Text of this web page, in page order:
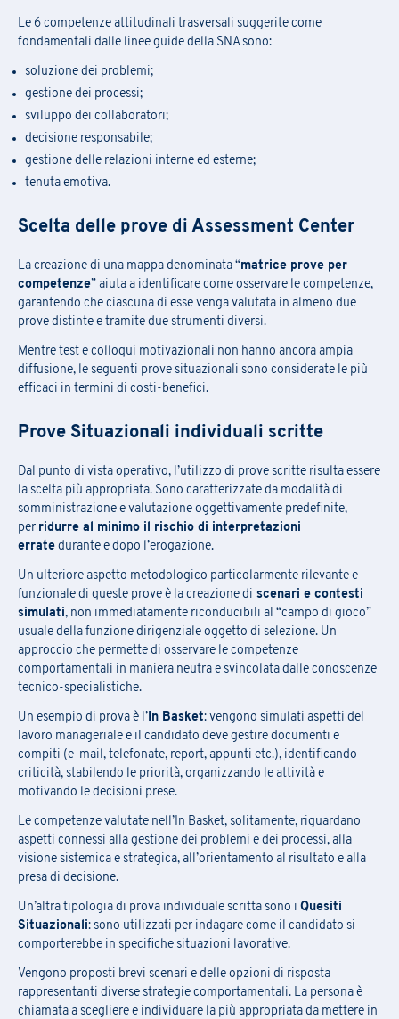
Le 6 competenze attitudinali trasversali suggerite come
fondamentali dalle linee guide della SNA sono:
soluzione dei problemi;
gestione dei processi;
sviluppo dei collaboratori;
decisione responsabile;
gestione delle relazioni interne ed esterne;
tenuta emotiva.
Scelta delle prove di Assessment Center
La creazione di una mappa denominata “matrice prove per
competenze” aiuta a identificare come osservare le competenze,
garantendo che ciascuna di esse venga valutata in almeno due
prove distinte e tramite due strumenti diversi.
Mentre test e colloqui motivazionali non hanno ancora ampia
diffusione, le seguenti prove situazionali sono considerate le più
efficaci in termini di costi-benefici.
Prove Situazionali individuali scritte
Dal punto di vista operativo, l’utilizzo di prove scritte risulta essere
la scelta più appropriata. Sono caratterizzate da modalità di
somministrazione e valutazione oggettivamente predefinite,
per ridurre al minimo il rischio di interpretazioni
errate durante e dopo l’erogazione.
Un ulteriore aspetto metodologico particolarmente rilevante e
funzionale di queste prove è la creazione di scenari e contesti
simulati, non immediatamente riconducibili al “campo di gioco”
usuale della funzione dirigenziale oggetto di selezione. Un
approccio che permette di osservare le competenze
comportamentali in maniera neutra e svincolata dalle conoscenze
tecnico-specialistiche.
Un esempio di prova è l’ In Basket: vengono simulati aspetti del
lavoro manageriale e il candidato deve gestire documenti e
compiti (e-mail, telefonate, report, appunti etc.), identificando
criticità, stabilendo le priorità, organizzando le attività e
motivando le decisioni prese.
Le competenze valutate nell’In Basket, solitamente, riguardano
aspetti connessi alla gestione dei problemi e dei processi, alla
visione sistemica e strategica, all’orientamento al risultato e alla
presa di decisione.
Un’altra tipologia di prova individuale scritta sono i Quesiti
Situazionali: sono utilizzati per indagare come il candidato si
comporterebbe in specifiche situazioni lavorative.
Vengono proposti brevi scenari e delle opzioni di risposta
rappresentanti diverse strategie comportamentali. La persona è
chiamata a scegliere e individuare la più appropriata da mettere in
Iscrizione Newsletter
Compila ilformper iscriverti alla newsletter PRAXI
Nome
Richiesta Informazioni
Compila il
[*] campi obbligatori
Nome
Cognome*
E-mail*
Stato
Iscrizione Academy
ompila
la conferma delle
date, della sede esulleeventualiopportunitàdi finanziamento.
L’iscrizione ai seminari avviene tramite la compilazione e l’inoltro
del modulo allegato via mail a
[*] campi obbligatori
Scarica la scheda di iscrizione e le
condizioni generali
Cognome*